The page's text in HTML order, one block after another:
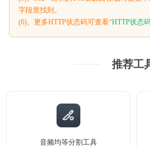
字段里找到。
(6)、更多HTTP状态码可查看“HTTP状态
推荐工
音频均等分割工具